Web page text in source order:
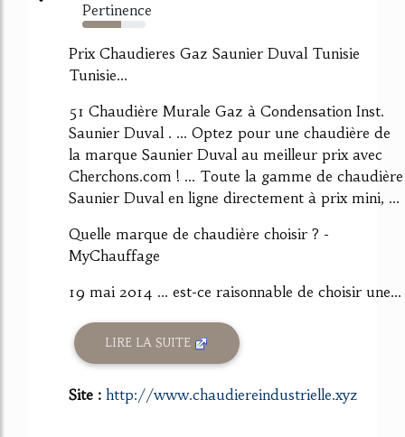
Pertinence
61%
Prix Chaudieres Gaz Saunier Duval Tunisie
Tunisie...
51 Chaudière Murale Gaz à Condensation Inst.
Saunier Duval . ... Optez pour une chaudière de
la marque Saunier Duval au meilleur prix avec
Cherchons.com ! ... Toute la gamme de chaudière
Saunier Duval en ligne directement à prix mini, ...
Quelle marque de chaudière choisir ? -
MyChauffage
19 mai 2014 ... est-ce raisonnable de choisir une...
LIRE LA SUITE
Site : http://www.chaudiereindustrielle.xyz